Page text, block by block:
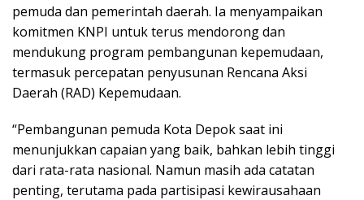
pemuda dan pemerintah daerah. Ia menyampaikan
komitmen KNPI untuk terus mendorong dan
mendukung program pembangunan kepemudaan,
termasuk percepatan penyusunan Rencana Aksi
Daerah (RAD) Kepemudaan.
“Pembangunan pemuda Kota Depok saat ini
menunjukkan capaian yang baik, bahkan lebih tinggi
dari rata-rata nasional. Namun masih ada catatan
penting, terutama pada partisipasi kewirausahaan